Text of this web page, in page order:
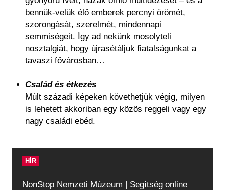
bennük-velük élő emberek percnyi örömét,
szorongását, szerelmét, mindennapi
semmiségeit. Így ad nekünk mosolyteli
nosztalgiát, hogy újrasétáljuk fiatalságunkat a
tavaszi fővárosban…
Család és étkezés
Múlt századi képeken követhetjük végig, milyen
is lehetett akkoriban egy közös reggeli vagy egy
nagy családi ebéd.
HÍR
NonStop Nemzeti Múzeum | Segítség online